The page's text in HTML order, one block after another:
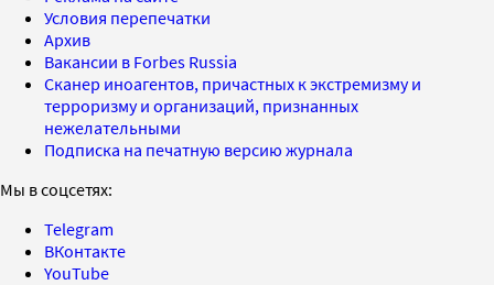
Условия перепечатки
Архив
Вакансии в Forbes Russia
Сканер иноагентов, причастных к экстремизму и
терроризму и организаций, признанных
нежелательными
Подписка на печатную версию журнала
Мы в соцсетях:
Telegram
ВКонтакте
YouTube